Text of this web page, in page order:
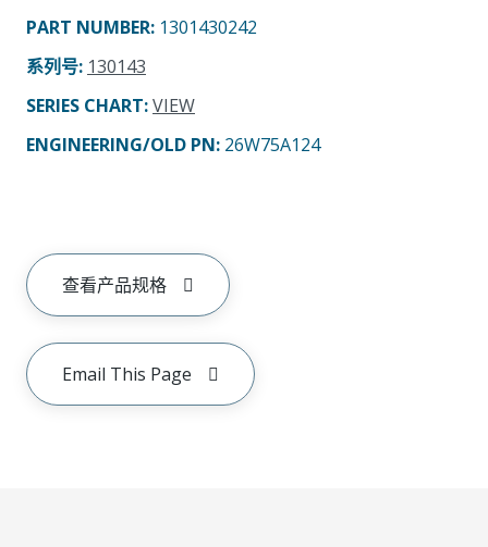
PART NUMBER: 1301430242
系列号: 130143
SERIES CHART:VIEW
ENGINEERING/OLD PN: 26W75A124
查看产品规格
Email This Page